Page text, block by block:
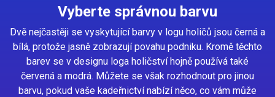
Vyberte správnou barvu
Dvě nejčastěji se vyskytující barvy v logu holičů jsou černá a
bílá, protože jasně zobrazují povahu podniku. Kromě těchto
barev se v designu loga holičství hojně používá také
červená a modrá. Můžete se však rozhodnout pro jinou
barvu, pokud vaše kadeřnictví nabízí něco, co vám může